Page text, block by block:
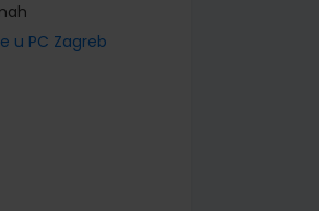
u PC Zagreb